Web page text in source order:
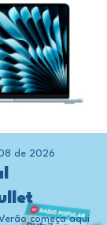
de 2026
começa aqui